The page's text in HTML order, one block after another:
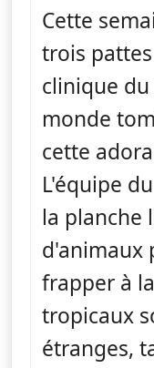
Cette
trois
clinique
monde
cette
L'équipe
la planche
d'animaux
frapper à
tropicaux
étranges,